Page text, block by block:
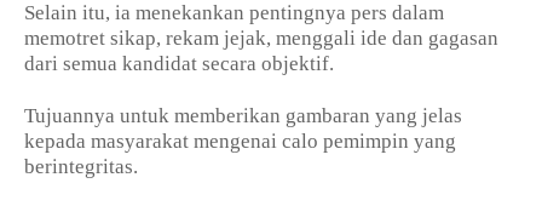
Selain itu, ia menekankan pentingnya pers dalam
memotret sikap, rekam jejak, menggali ide dan gagasan
dari semua kandidat secara objektif.
Tujuannya untuk memberikan gambaran yang jelas
kepada masyarakat mengenai calo pemimpin yang
berintegritas.